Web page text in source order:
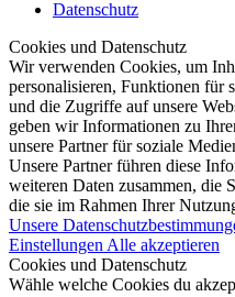
Datenschutz
Cookies und Datenschutz
Wir verwenden Cookies, um
personalisieren, Funktionen für
und die Zugriffe auf unsere
geben wir Informationen zu
unsere Partner für soziale
Unsere Partner führen diese
weiteren Daten zusammen, die
die sie im Rahmen Ihrer
Unsere
Einstellungen Alle akzeptieren
Cookies und Datenschutz
Wähle welche Cookies du